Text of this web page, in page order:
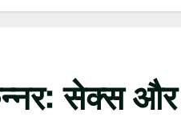
सेक्स और